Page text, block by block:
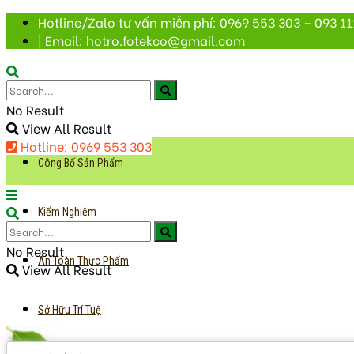
Hotline/Zalo tư vấn miễn phí: 0969 553 303 – 093
| Email: hotro.fotekco@gmail.com
No Result
View All Result
Hotline: 0969 553 303
Công Bố Sản Phẩm
Kiểm Nghiệm
An Toàn Thực Phẩm
Sở Hữu Trí Tuệ
No Result
View All Result